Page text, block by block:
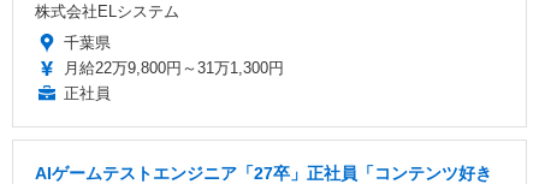
株式会社ELシステム
千葉県
月給22万9,800円～31万1,300円
正社員
AIゲームテストエンジニア「27卒」正社員「コンテンツ好き